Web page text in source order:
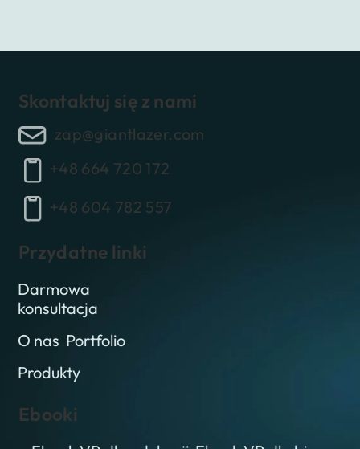
Skontaktuj się z nami
zap@giantlazer.com
+48 664 720 172
+48 604 782 557
Przydatne linki
Darmowa
konsultacja
O nas Portfolio
Produkty
Ebooki